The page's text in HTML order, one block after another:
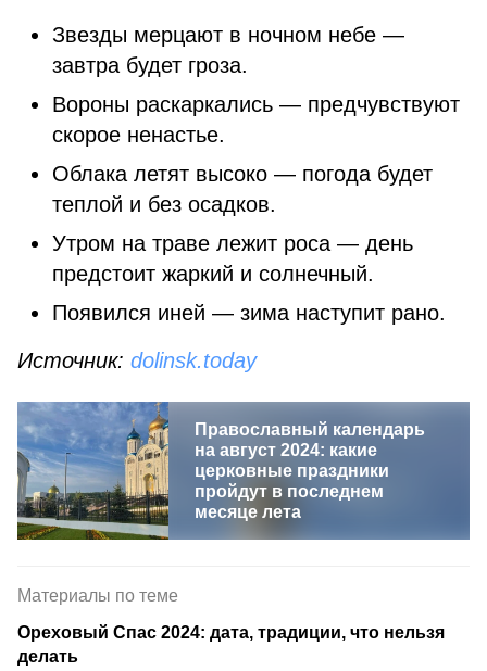
Звезды мерцают в ночном небе —
завтра будет гроза.
Вороны раскаркались — предчувствуют
скорое ненастье.
Облака летят высоко — погода будет
теплой и без осадков.
Утром на траве лежит роса — день
предстоит жаркий и солнечный.
Появился иней — зима наступит рано.
Источник: dolinsk.today
Православный календарь
на август 2024: какие
церковные праздники
пройдут в последнем
месяце лета
Материалы по теме
Ореховый Спас 2024: дата, традиции, что нельзя
делать